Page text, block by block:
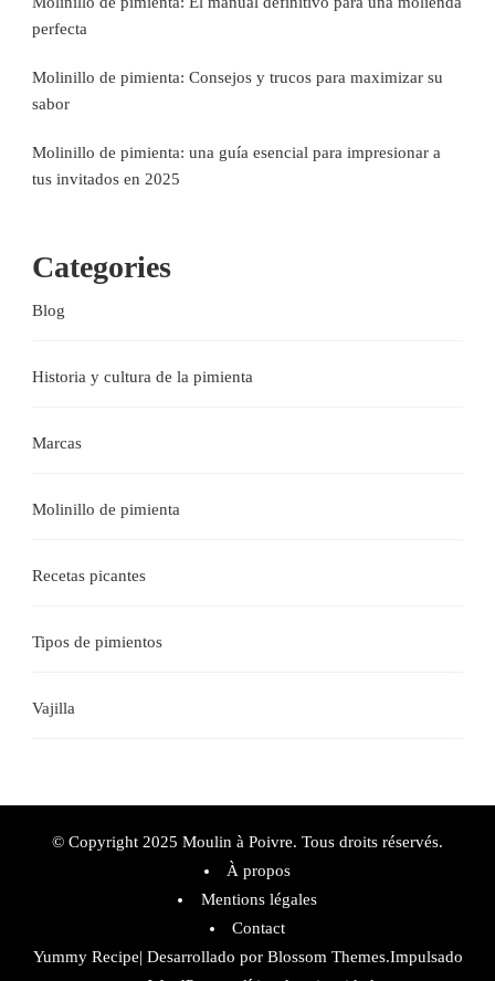
perfecta
Molinillo de pimienta: Consejos y trucos para maximizar su
sabor
Molinillo de pimienta: una guía esencial para impresionar a
tus invitados en 2025
Categories
Blog
Historia y cultura de la pimienta
Marcas
Molinillo de pimienta
Recetas picantes
Tipos de pimientos
Vajilla
© Copyright 2025 Moulin à Poivre. Tous droits réservés.
À propos
Mentions légales
Contact
Yummy Recipe| Desarrollado por Blossom Themes.Impulsado